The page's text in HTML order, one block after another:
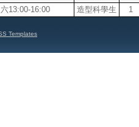
13:00-16:00 造型科學生 1
Templates